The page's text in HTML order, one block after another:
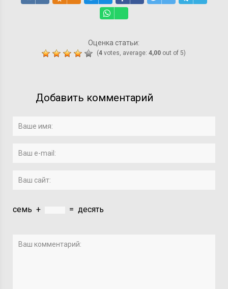
Оценка статьи:
(4 votes, average:4,00 out of 5)
Добавить комментарий
семь + = десять